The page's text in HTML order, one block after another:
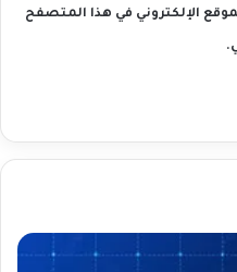
الإلكتروني في هذا المتصفح